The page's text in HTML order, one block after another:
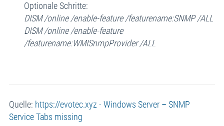
Optionale Schritte:
DISM /online /enable-feature /featurename:SNMP /ALL
DISM /online /enable-feature
/featurename:WMISnmpProvider /ALL
Quelle: https://evotec.xyz - Windows Server – SNMP
Service Tabs missing